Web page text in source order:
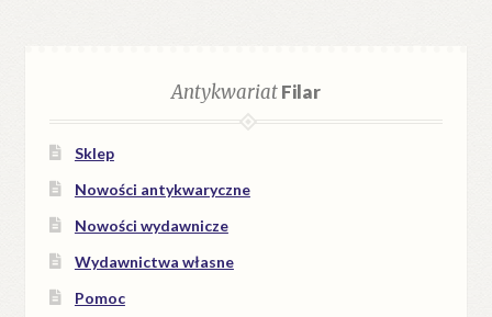
AntykwariatFilar
Sklep
Nowości antykwaryczne
Nowości wydawnicze
Wydawnictwa własne
Pomoc